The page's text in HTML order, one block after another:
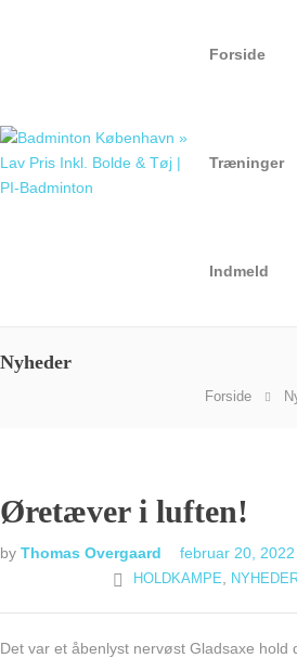
Forside
Træninger
Indmeld
Nyheder
Forside
Øretæver i luften!
by Thomas Overgaard februar 20, 2022
HOLDKAMPE
Det var et åbenlyst nervøst Gladsaxe hold